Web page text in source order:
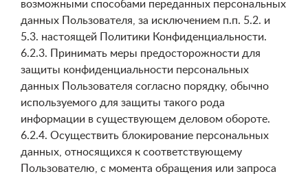
возможными способами переданных персональных
данных Пользователя, за исключением п.п. 5.2. и
5.3. настоящей Политики Конфиденциальности.
6.2.3. Принимать меры предосторожности для
защиты конфиденциальности персональных
данных Пользователя согласно порядку, обычно
используемого для защиты такого рода
информации в существующем деловом обороте.
6.2.4. Осуществить блокирование персональных
данных, относящихся к соответствующему
Пользователю, с момента обращения или запроса